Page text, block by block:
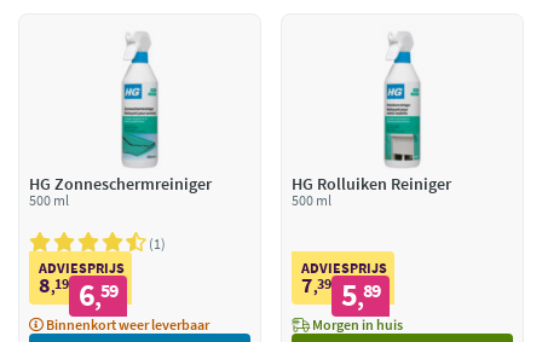
HG Zonneschermreiniger
500 ml
1
ADVIESPRIJS
8,19 6,59
Binnenkort weer leverbaar
HG Rolluiken Reiniger
500 ml
ADVIESPRIJS
7,39 5,89
Morgen in huis